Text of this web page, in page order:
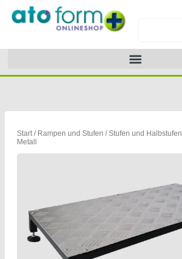
Inhalt
Start/ Rampen und Stufen /Stufen und Halbstufen
Metall